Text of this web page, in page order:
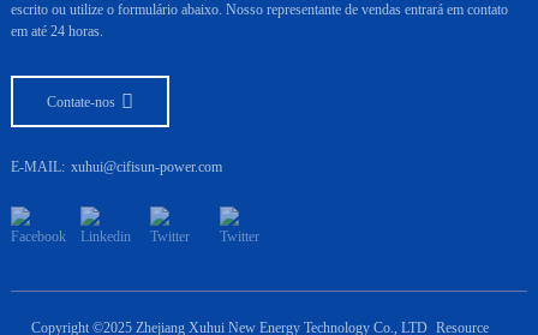
escrito ou utilize o formulário abaixo. Nosso representante de vendas entrará em contato
em até 24 horas.
Contate-nos
E-MAIL: xuhui@cifisun-power.com
Copyright ©2025 Zhejiang Xuhui New Energy Technology Co., LTD Resource